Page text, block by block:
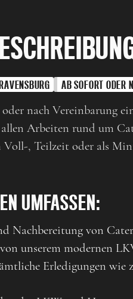
AB SOFORT ODER
nach Vereinbarung
Arbeiten rund um
, Teilzeit oder als
UMFASSEN:
Nachbereitung von
von unserem modernen
Erledigungen wie